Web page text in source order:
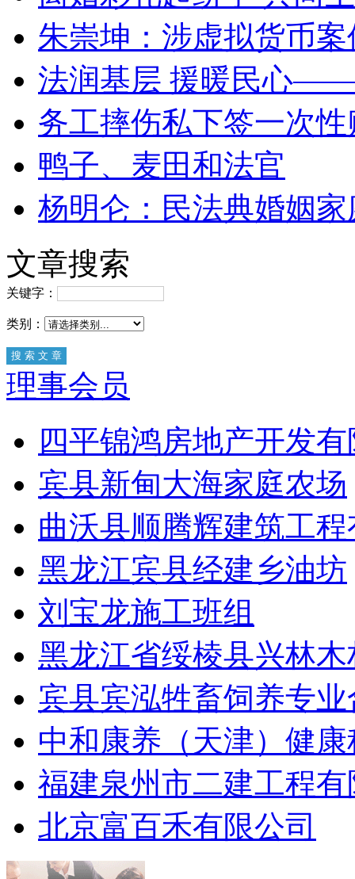
朱崇坤：涉虚拟货币
法润基层 援暖民心
务工摔伤私下签一次
鸭子、麦田和法官
杨明仑：民法典婚姻
文章搜索
关键字：
类别：
理事会员
四平锦鸿房地产开发
宾县新甸大海家庭农场
曲沃县顺腾辉建筑工
黑龙江宾县经建乡油坊
刘宝龙施工班组
黑龙江省绥棱县兴林
宾县宾泓牲畜饲养专
中和康养（天津）健
福建泉州市二建工程
北京富百禾有限公司